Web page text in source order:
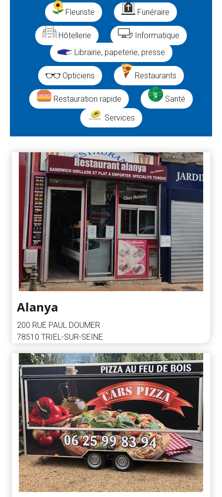
Fleuriste Funéraire
Hôtellerie
Informatique
Librairie, papeterie, presse
Opticiens Restaurants
Restauration rapide
Santé
Services
Résultats
de
recherche
Alanya
200 RUE PAUL DOUMER
78510 TRIEL-SUR-SEINE